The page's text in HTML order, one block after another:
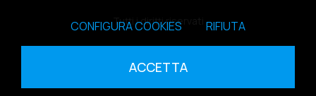
Tutti i diritti riservati
Sitemap|Privacy Policy|Cookies Policy
CONFIGURA COOKIES RIFIUTA
ACCETTA